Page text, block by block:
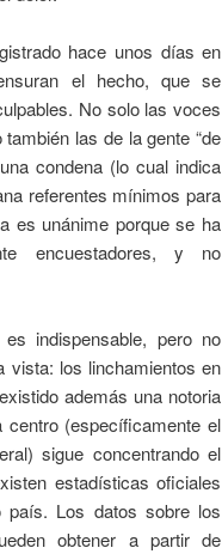
hace unos días en
el hecho, que se
No solo las voces
las de la gente “de
condena (lo cual indica
referentes mínimos para
es unánime porque se ha
encuestadores, y no
indispensable, pero no
vista: los linchamientos en
además una notoria
(específicamente el
sigue concentrando el
estadísticas oficiales
país. Los datos sobre los
obtener a partir de